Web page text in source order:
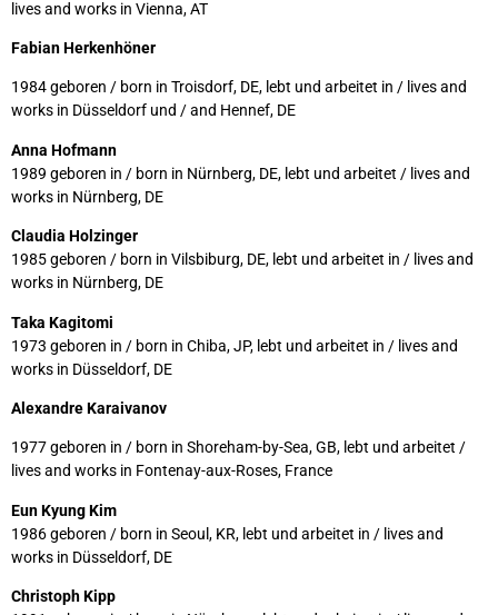
lives and works in Vienna, AT
Fabian Herkenhöner
1984 geboren / born in Troisdorf, DE, lebt und arbeitet in / lives and
works in Düsseldorf und / and Hennef, DE
Anna Hofmann
1989 geboren in / born in Nürnberg, DE, lebt und arbeitet / lives and
works in Nürnberg, DE
Claudia Holzinger
1985 geboren / born in Vilsbiburg, DE, lebt und arbeitet in / lives and
works in Nürnberg, DE
Taka Kagitomi
1973 geboren in / born in Chiba, JP, lebt und arbeitet in / lives and
works in Düsseldorf, DE
Alexandre Karaivanov
1977 geboren in / born in Shoreham-by-Sea, GB, lebt und arbeitet /
lives and works in Fontenay-aux-Roses, France
Eun Kyung Kim
1986 geboren / born in Seoul, KR, lebt und arbeitet in / lives and
works in Düsseldorf, DE
Christoph Kipp